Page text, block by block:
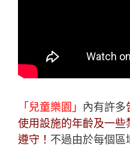
「兒童樂園」 內有許多
使用設施的年齡及一
遵守！ 不過由於每個